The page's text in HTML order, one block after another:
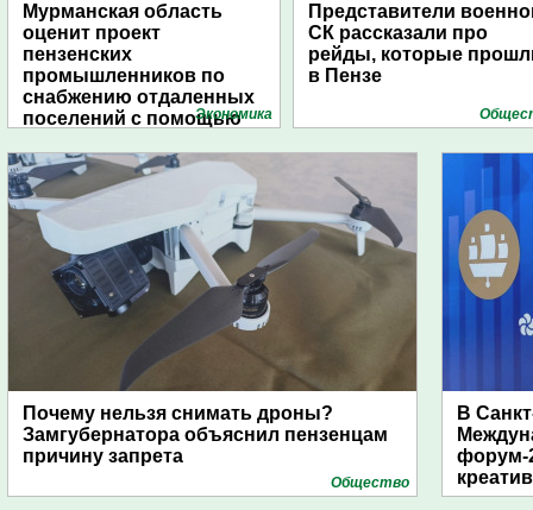
Мурманская область
оценит проект
пензенских
промышленников по
снабжению отдаленных
поселений с помощью
Экономика
Представители
СК рассказали про
рейды, которые
в Пензе
Почему нельзя снимать дроны?
Замгубернатора объяснил пензенцам
причину запрета
Общество
В
форум-